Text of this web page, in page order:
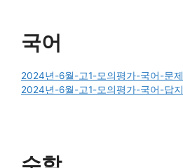
국어
2024년-6월-고1-모의평가-국어-문제
2024년-6월-고1-모의평가-국어-답